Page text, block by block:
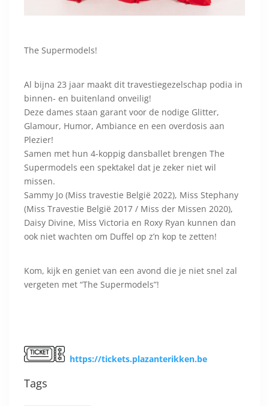
The Supermodels!
Al bijna 23 jaar maakt dit travestiegezelschap podia in
binnen- en buitenland onveilig!
Deze dames staan garant voor de nodige Glitter,
Glamour, Humor, Ambiance en een overdosis aan
Plezier!
Samen met hun 4-koppig dansballet brengen The
Supermodels een spektakel dat je zeker niet wil
missen.
Sammy Jo (Miss travestie België 2022), Miss Stephany
(Miss Travestie België 2017 / Miss der Missen 2020),
Daisy Divine, Miss Victoria en Roxy Ryan kunnen dan
ook niet wachten om Duffel op z’n kop te zetten!
Kom, kijk en geniet van een avond die je niet snel zal
vergeten met “The Supermodels”!
https://tickets.plazanterikken.be
Tags